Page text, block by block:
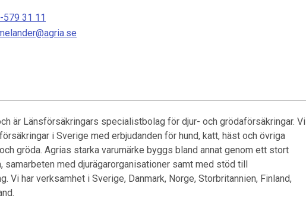
579 31 11
är Länsförsäkringars specialistbolag för djur- och grödaförsäkringar. Vi
i Sverige med erbjudanden för hund, katt, häst och övriga
gröda. Agrias starka varumärke byggs bland annat genom ett stort
samarbeten med djurägarorganisationer samt med stöd till
Vi har verksamhet i Sverige, Danmark, Norge, Storbritannien, Finland,